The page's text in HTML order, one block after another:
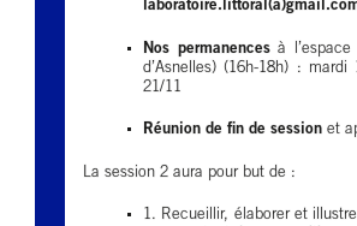
Nos permanencesà l’espace
d’Asnelles) (16h-18h) :
21/11
Réunion de fin de session et
La session 2 aura pour but de :
1. Recueillir, élaborer et